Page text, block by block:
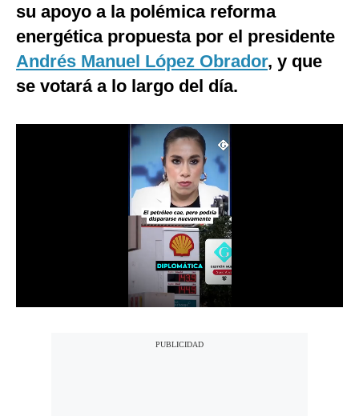
Internacional
Tecnología
Club del Suscriptor
Fotogalerías
su apoyo a la polémica reforma
energética propuesta por el presidente
Andrés Manuel López Obrador, y que
se votará a lo largo del día.